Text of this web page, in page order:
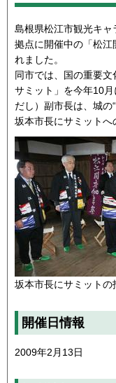
島根県松江市観光キ
拠点に開催中の「松
れました。
同市では、国の重要
サミット」を今年10
だし）副市長は、城の
坂本市長にサミットへ
坂本市長にサミット
開催日情報
2009年2月13日